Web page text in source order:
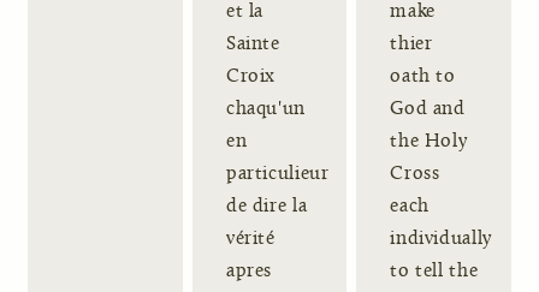
et la
Sainte
Croix
chaqu'un
en
particulieur
de dire la
vérité
apres
make
thier
oath to
God and
the Holy
Cross
each
individually
to tell the